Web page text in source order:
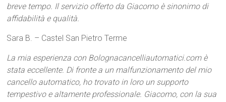
breve tempo. Il servizio offerto da Giacomo è sinonimo di
affidabilità e qualità.
Sara B. – Castel San Pietro Terme
La mia esperienza con Bolognacancelliautomatici.com è
stata eccellente. Di fronte a un malfunzionamento del mio
cancello automatico, ho trovato in loro un supporto
tempestivo e altamente professionale. Giacomo, con la sua